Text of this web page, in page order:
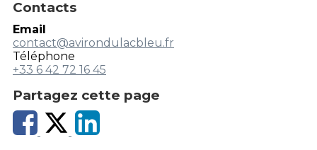
Contacts
Email
contact@avirondulacbleu.fr
Téléphone
+33 6 42 72 16 45
Partagez cette page